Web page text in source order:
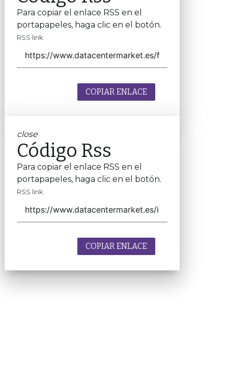
Para copiar el enlace RSS en el
portapapeles, haga clic en el botón.
RSS link
COPIAR ENLACE
close
Código Rss
Para copiar el enlace RSS en el
portapapeles, haga clic en el botón.
RSS link
COPIAR ENLACE